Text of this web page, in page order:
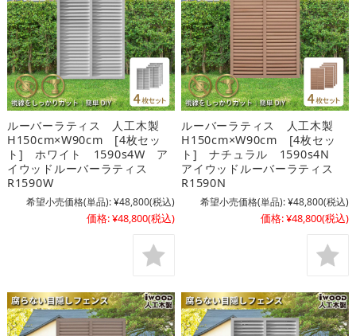
ルーバーラティス 人工木製
H150cm×W90cm [4枚セッ
ト] ホワイト 1590s4W ア
イウッドルーバーラティス
R1590W
希望小売価格(単品):¥48,800(税込)
価格:¥48,800(税込)
ルーバーラティス 人工木製
H150cm×W90cm [4枚セッ
ト] ナチュラル 1590s4N
アイウッドルーバーラティス
R1590N
希望小売価格(単品):¥48,800(税込)
価格:¥48,800(税込)